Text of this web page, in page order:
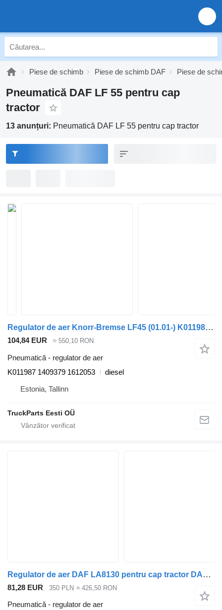
Piese de schimb Piese de schimb DAF Piese de
Pneumatică DAF LF 55 pentru cap
tractor
13 anunțuri: Pneumatică DAF LF 55 pentru cap tractor
Regulator de aer Knorr-Bremse LF45 (01.01-) K011987 pentru cap tractor DAF LF45, LF55, LF180, CF65, CF75, CF85 (2001-)
104,84 EUR ≈ 550,10 RON
Pneumatică - regulator de aer
K011987 1409379 1612053
diesel
Estonia, Tallinn
TruckParts Eesti OÜ
Regulator de aer DAF LA8130 pentru cap tractor DAF LF 45 55
81,28 EUR 350 PLN ≈ 426,50 RON
Pneumatică - regulator de aer